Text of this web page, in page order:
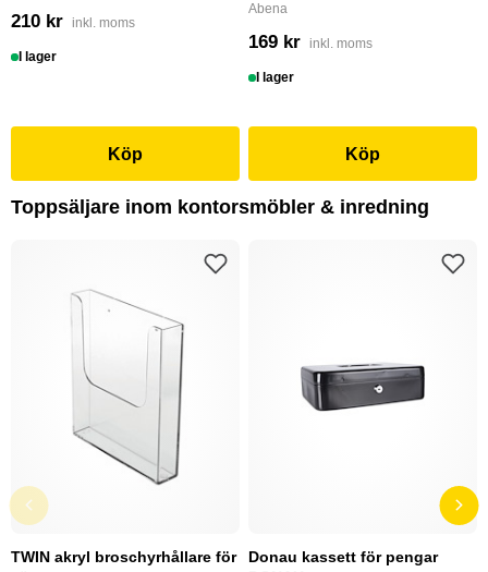
210 kr inkl. moms
I lager
Köp
Abena
169 kr inkl. moms
I lager
Köp
Toppsäljare inom kontorsmöbler & inredning
TWIN akryl broschyrhållare för
Donau kassett för pengar